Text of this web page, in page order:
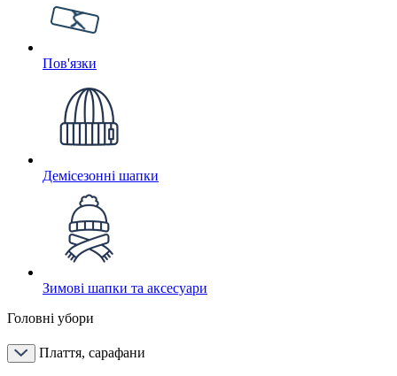
Пов'язки
Демісезонні шапки
Зимові шапки та аксесуари
Головні убори
Плаття, сарафани